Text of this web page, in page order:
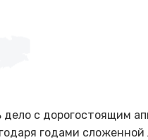
с дорогостоящим
годами сложенной